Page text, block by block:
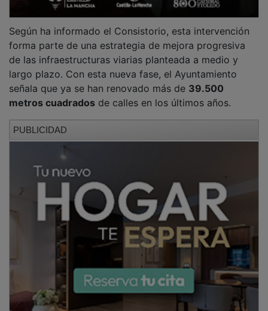
forma parte de una estrategia de mejora progresiva
de las infraestructuras viarias planteada a medio y
largo plazo. Con esta nueva fase, el Ayuntamiento
señala que ya se han renovado más de39.500
metros cuadradosde calles en los últimos años.
El alcalde de Yunquera de Henares,
destacado que este plan responde a un trabajo
continuado y a una planificación sostenida en el
tiempo para mejorar las calles del municipio y la
calidad de vida de los vecinos.
El regidor ha subrayado además que el Ayuntamiento
sigue avanzando fase a fase con el compromiso de
mantener y renovar las infraestructuras urbanas, en
una línea de actuación orientada a mejorar las
condiciones de
circulación,seguridad
accesibilidad
en las vías públicas del municipio.